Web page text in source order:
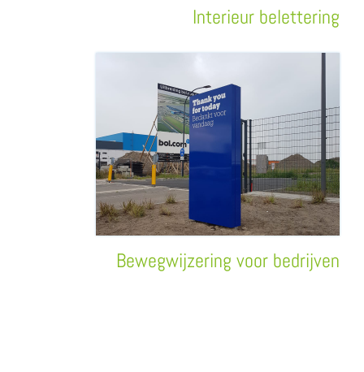
Interieur belettering
Bewegwijzering voor bedrijven